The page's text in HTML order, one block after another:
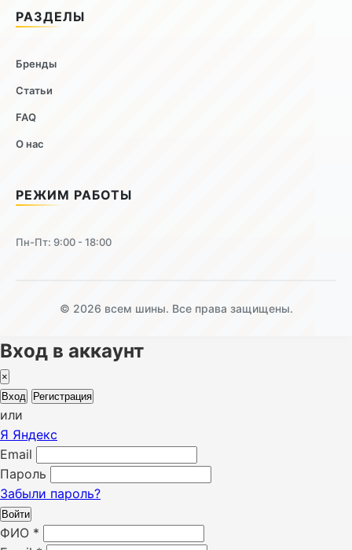
РАЗДЕЛЫ
Бренды
Статьи
FAQ
О нас
РЕЖИМ РАБОТЫ
Пн-Пт: 9:00 - 18:00
© 2026 всем шины. Все права защищены.
Вход в аккаунт
×
Вход
Регистрация
или
Я Яндекс
Email
Пароль
Забыли пароль?
Войти
ФИО *